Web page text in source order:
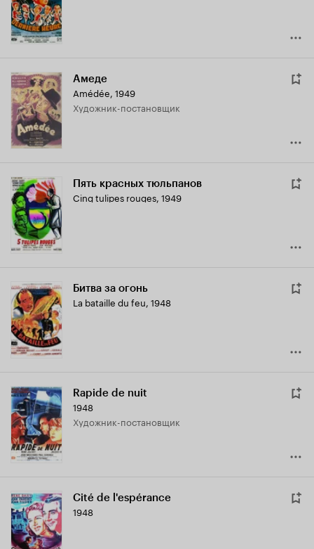
Амеде
Amédée, 1949
Художник-постановщик
Пять красных тюльпанов
Cinq tulipes rouges, 1949
Битва за огонь
La bataille du feu, 1948
Rapide de nuit
1948
Художник-постановщик
Cité de l'espérance
1948